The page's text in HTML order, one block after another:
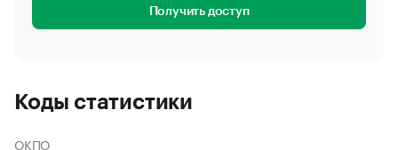
Получить доступ
Коды статистики
ОКПО